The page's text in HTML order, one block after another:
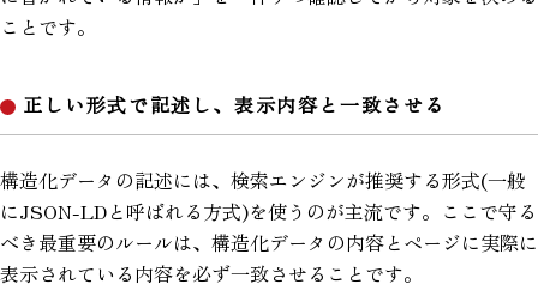
ことです。
正しい形式で記述し、表示内容と一致させる
構造化データの記述には、検索エンジンが推奨する形式(一般
にJSON-LDと呼ばれる方式)を使うのが主流です。ここで守る
べき最重要のルールは、構造化データの内容とページに実際に
表示されている内容を必ず一致させることです。